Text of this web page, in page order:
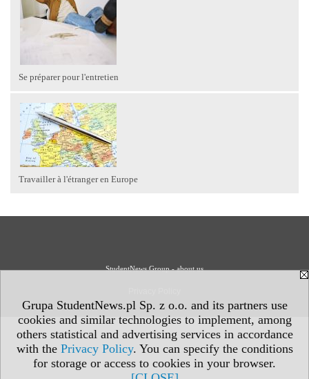
Grupa StudentNews.pl Sp. z o.o. and its partners use
cookies and similar technologies to implement, among
others statistical and advertising services in accordance
with the Privacy Policy. You can specify the conditions
for storage or access to cookies in your browser.
Se préparer pour l'entretien
Travailler à l'étranger en Europe
StudentNews Group - about us